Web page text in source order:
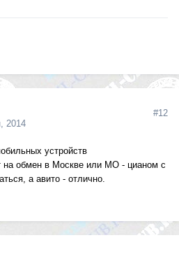
2014
#12
устройств
на обмен в Москве или МО - цианом с
а авито - отлично.